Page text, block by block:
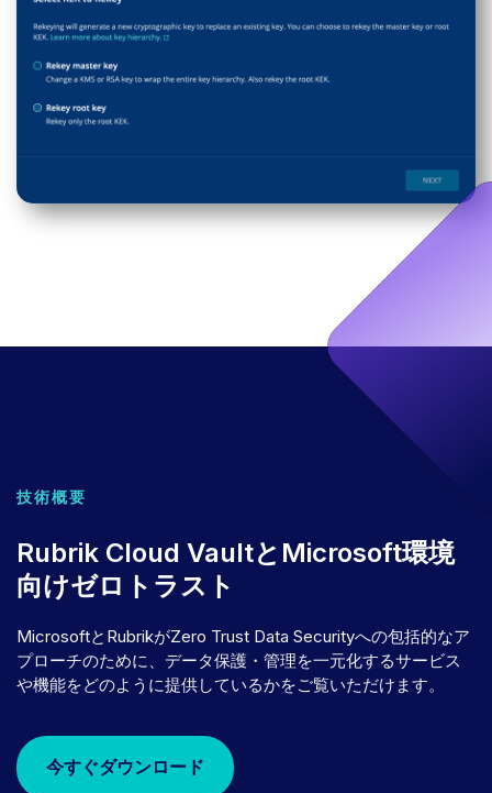
技術概要
Rubrik Cloud VaultとMicrosoft環境
向けゼロトラスト
MicrosoftとRubrikがZero Trust Data Securityへの包括的なア
プローチのために、データ保護・管理を一元化するサービス
や機能をどのように提供しているかをご覧いただけます。
今すぐダウンロード